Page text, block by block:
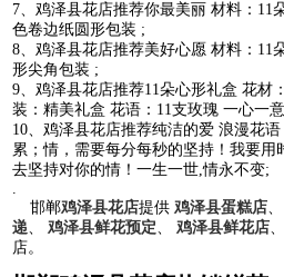
7、鸡泽县花店推荐你最美丽 材料：11
色卷边纸圆形包装 ;
8、鸡泽县花店推荐美好心愿 材料：11
形尖角包装 ;
9、鸡泽县花店推荐11朵心形礼盒 花材
装：精美礼盒 花语：11支玫瑰 一心一
10、鸡泽县花店推荐纯洁的爱 浪漫花
累；情，需要每分每秒的坚持！我要
去坚持对你的情！一生一世,情永不变;
.
邯郸鸡泽县花店提供鸡泽县蛋糕店
递、鸡泽县鲜花预定、鸡泽县鲜花店
店。